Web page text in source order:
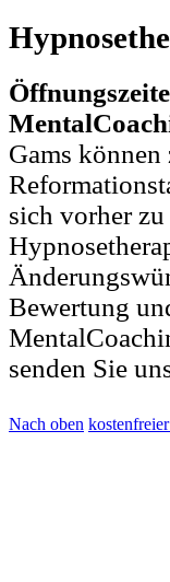
Gams
sich vorher
Bewertung
senden Sie
Nach oben